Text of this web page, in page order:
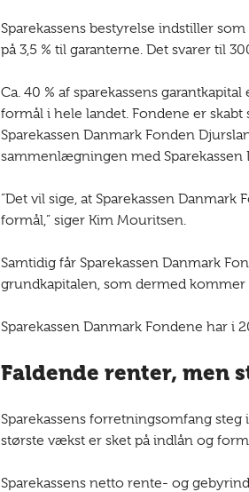
Sparekassens bestyrelse indstiller
på 3,5 % til garanterne. Det svarer til
Ca. 40 % af sparekassens
formål i hele landet. Fondene er
Sparekassen Danmark Fonden
sammenlægningen med Sparekassen
”Det vil sige, at Sparekassen
formål,” siger Kim Mouritsen.
Samtidig får Sparekassen Danmark
grundkapitalen, som dermed kommer
Sparekassen Danmark Fondene har
Faldende renter, men
Sparekassens forretningsomfang
største vækst er sket på indlån og
Sparekassens netto rente- og